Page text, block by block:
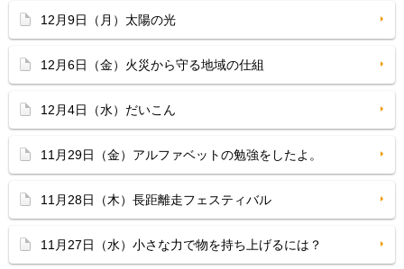
12月9日（月）太陽の光
12月6日（金）火災から守る地域の仕組
12月4日（水）だいこん
11月29日（金）アルファベットの勉強をしたよ。
11月28日（木）長距離走フェスティバル
11月27日（水）小さな力で物を持ち上げるには？